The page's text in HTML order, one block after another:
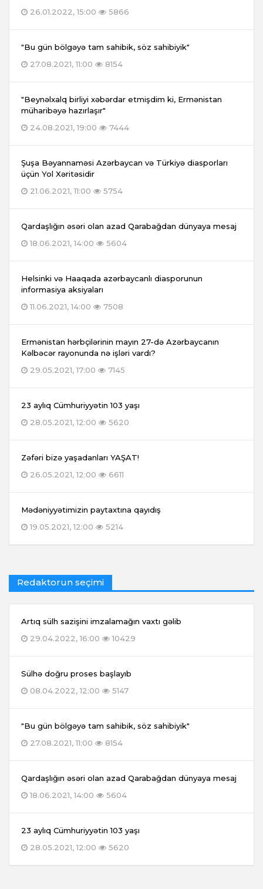
26.01.2022, 15:00 5866
"Bu gün bölgəyə tam sahibik, söz sahibiyik"
27.08.2021, 11:00
8154
"Beynəlxalq birliyi xəbərdar etmişdim ki, Ermənistan
müharibəyə hazırlaşır"
24.08.2021, 19:00
7444
Şuşa Bəyannaməsi Azərbaycan və Türkiyə diasporları
üçün Yol Xəritəsidir
21.06.2021, 11:00
5754
Qardaşlığın əsəri olan azad Qarabağdan dünyaya mesaj
18.06.2021, 14:00
5604
Helsinki və Haaqada azərbaycanlı diasporunun
informasiya aksiyaları
11.06.2021, 14:00
7508
Ermənistan hərbçilərinin mayın 27-də Azərbaycanın
Kəlbəcər rayonunda nə işləri vardı?
29.05.2021, 17:00
7145
23 aylıq Cümhuriyyətin 103 yaşı
28.05.2021, 12:00
5620
Zəfəri bizə yaşadanları YAŞAT!
26.05.2021, 12:00
6611
Mədəniyyətimizin paytaxtına qayıdış
19.05.2021, 12:00
5214
Redaktorun seçimi
Artıq sülh sazişini imzalamağın vaxtı gəlib
29.04.2022, 16:00
10429
Sülhə doğru proses başlayıb
08.04.2022, 12:00
5147
"Bu gün bölgəyə tam sahibik, söz sahibiyik"
27.08.2021, 11:00
8154
Qardaşlığın əsəri olan azad Qarabağdan dünyaya mesaj
18.06.2021, 14:00
5604
23 aylıq Cümhuriyyətin 103 yaşı
28.05.2021, 12:00
5620